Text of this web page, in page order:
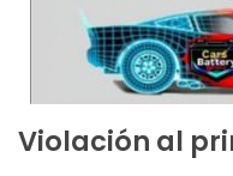
Violación al